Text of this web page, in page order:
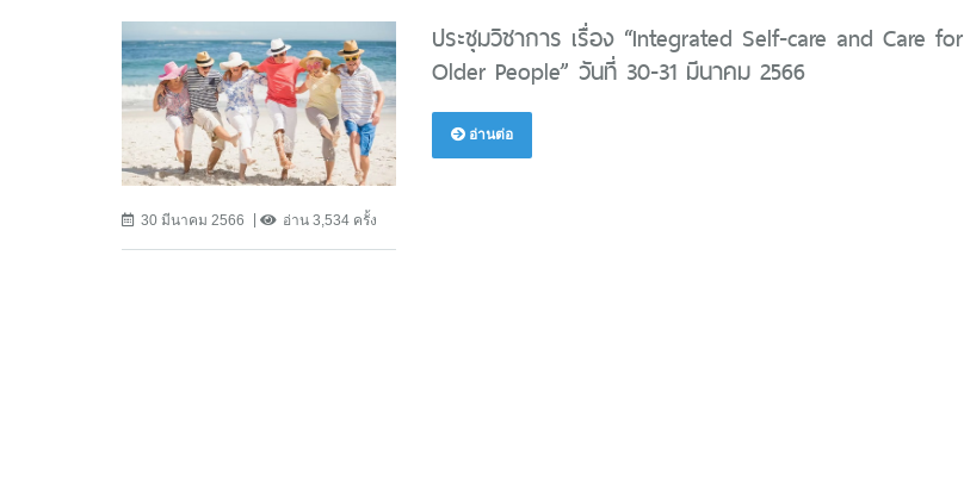
30 มีนาคม 2566 อ่าน 3,534 ครั้ง
ประชุมวิชาการ เรื่อง “Integrated Self-care and Care for
Older People” วันที่ 30-31 มีนาคม 2566
อ่านต่อ